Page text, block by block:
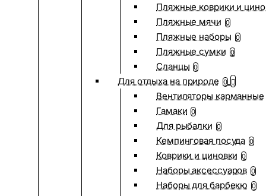
Пляжные коврики и
Пляжные мячи 0
Пляжные наборы 0
Пляжные сумки 0
Сланцы 0
Для отдыха на природе 0
Вентиляторы карманные
Гамаки 0
Для рыбалки 0
Кемпинговая посуда 0
Коврики и циновки 0
Наборы аксессуаров 0
Наборы для барбекю 0